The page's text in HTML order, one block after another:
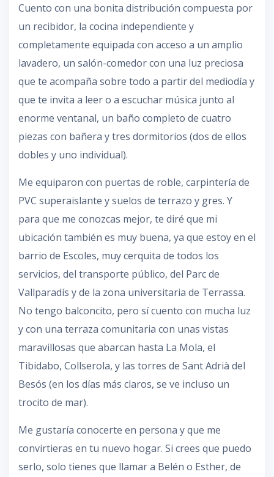
Cuento con una bonita distribución compuesta por
un recibidor, la cocina independiente y
completamente equipada con acceso a un amplio
lavadero, un salón-comedor con una luz preciosa
que te acompaña sobre todo a partir del mediodía y
que te invita a leer o a escuchar música junto al
enorme ventanal, un baño completo de cuatro
piezas con bañera y tres dormitorios (dos de ellos
dobles y uno individual).
Me equiparon con puertas de roble, carpintería de
PVC superaislante y suelos de terrazo y gres. Y
para que me conozcas mejor, te diré que mi
ubicación también es muy buena, ya que estoy en el
barrio de Escoles, muy cerquita de todos los
servicios, del transporte público, del Parc de
Vallparadís y de la zona universitaria de Terrassa.
No tengo balconcito, pero sí cuento con mucha luz
y con una terraza comunitaria con unas vistas
maravillosas que abarcan hasta La Mola, el
Tibidabo, Collserola, y las torres de Sant Adrià del
Besós (en los días más claros, se ve incluso un
trocito de mar).
Me gustaría conocerte en persona y que me
convirtieras en tu nuevo hogar. Si crees que puedo
serlo, solo tienes que llamar a Belén o Esther, de